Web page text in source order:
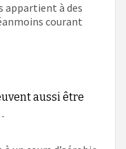
appartient à des
courant
aussi être